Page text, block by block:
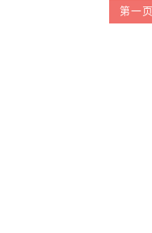
第一页